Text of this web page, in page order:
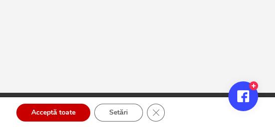
WordPressAcceptă toate Setări Close GDPR Cookie Banner